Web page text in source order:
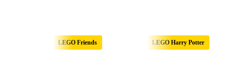
LEGO Friends LEGO Harry Potter